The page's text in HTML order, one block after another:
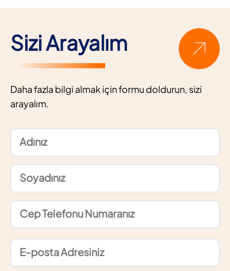
Sizi Arayalım
Daha fazla bilgi almak için formu doldurun, sizi
arayalım.